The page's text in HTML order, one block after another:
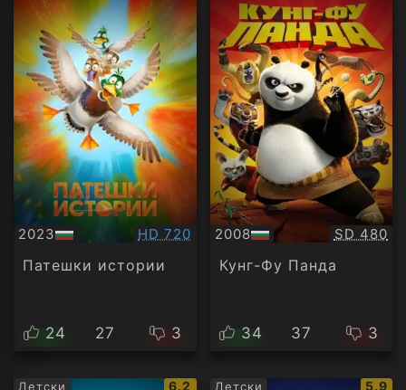
2023
БГ
аудио
Качество:
HD 720
Патешки истории
24 27 3
2008
БГ
аудио
SD 480
Кунг-Фу Панда
34 37 3
Детски IMDb
6.2 Детски IMDb
5.9